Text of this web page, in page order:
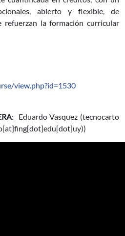
abierto y flexible, de
refuerzan la formación curricular
view.php?id=1530
: Eduardo Vasquez (tecnocarto
)